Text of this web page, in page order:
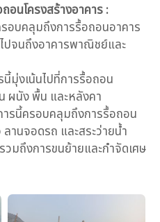
อนโครงสร้างอาคาร :
อบคลุมถึงการรื้อถอนอาคาร
ปจนถึงอาคารพาณิชย์และ
มุ่งเน้นไปที่การรื้อถอน
ผนัง พื้น และหลังคา
รนี้ครอบคลุมถึงการรื้อถอน
านจอดรถ และสระว่ายน้ำ
มถึงการขนย้ายและกำจัดเศษ